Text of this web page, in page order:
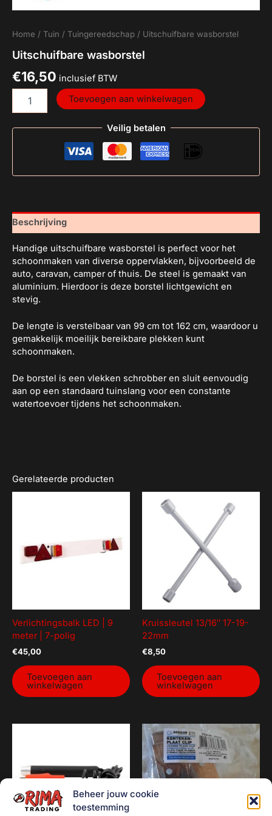
Beheer jouw cookie
toestemming
Home / Tuin / Tuingereedschap / Uitschuifbare wasborstel
Uitschuifbare wasborstel
€16,50 inclusief BTW
Toevoegen aan winkelwagen
Veilig betalen
Beschrijving
Handige uitschuifbare wasborstel is perfect voor het
schoonmaken van diverse oppervlakken, bijvoorbeeld de
auto, caravan, camper of thuis. De steel is gemaakt van
aluminium. Hierdoor is deze borstel lichtgewicht en
stevig.
De lengte is verstelbaar van 99 cm tot 162 cm, waardoor u
gemakkelijk moeilijk bereikbare plekken kunt
schoonmaken.
De borstel is een vlekken schrobber en sluit eenvoudig
aan op een standaard tuinslang voor een constante
watertoevoer tijdens het schoonmaken.
Gerelateerde producten
Verlichtingsbalk LED | 9
meter | 7-polig
€45,00
Toevoegen aan
winkelwagen
Kruissleutel 13/16″ 17-19-
22mm
€8,50
Toevoegen aan
winkelwagen